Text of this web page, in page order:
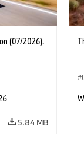
(07/2026).
5.84 MB